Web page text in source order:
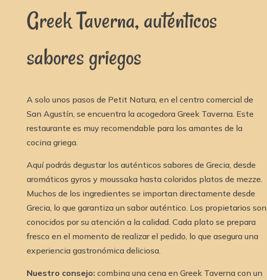
Greek Taverna, auténticos
sabores griegos
A solo unos pasos de Petit Natura, en el centro comercial de
San Agustín, se encuentra la acogedora Greek Taverna. Este
restaurante es muy recomendable para los amantes de la
cocina griega.
Aquí podrás degustar los auténticos sabores de Grecia, desde
aromáticos gyros y moussaka hasta coloridos platos de mezze.
Muchos de los ingredientes se importan directamente desde
Grecia, lo que garantiza un sabor auténtico. Los propietarios son
conocidos por su atención a la calidad. Cada plato se prepara
fresco en el momento de realizar el pedido, lo que asegura una
experiencia gastronómica deliciosa.
Nuestro consejo: combina una cena en Greek Taverna con un